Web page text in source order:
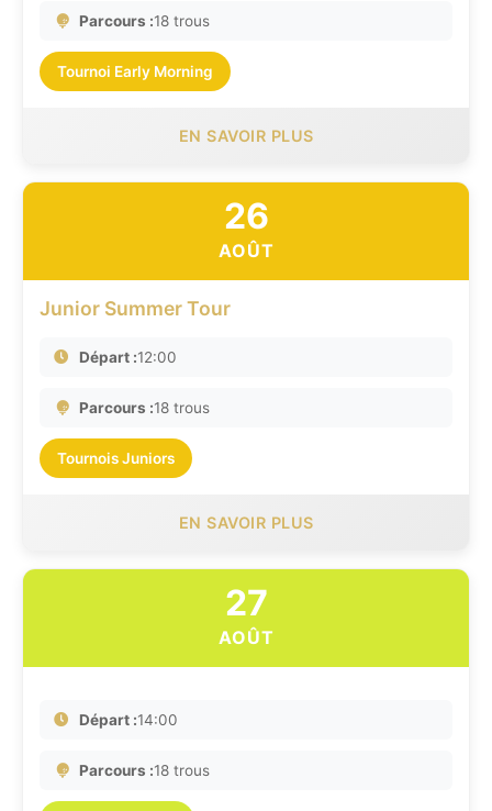
Parcours :18 trous
Tournoi Early Morning
EN SAVOIR PLUS
26
AOÛT
Junior Summer Tour
Départ :12:00
Parcours :18 trous
Tournois Juniors
EN SAVOIR PLUS
27
AOÛT
Départ :14:00
Parcours :18 trous